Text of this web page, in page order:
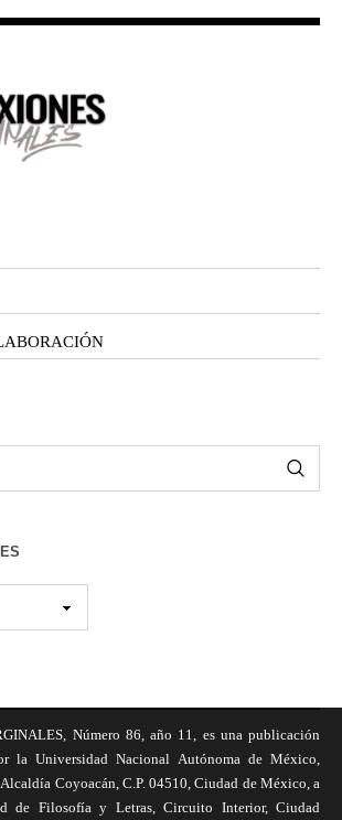
Número 86, año 11, es una publicación
la Universidad Nacional Autónoma de México,
Coyoacán, C.P. 04510, Ciudad de México, a
de Filosofía y Letras, Circuito Interior, Ciudad